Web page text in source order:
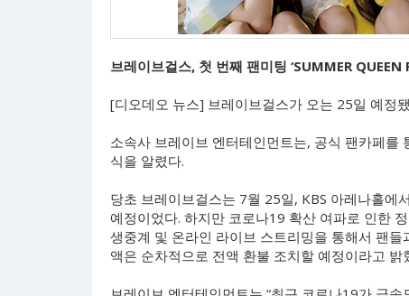
브레이브걸스, 첫 번째 팬미팅 ‘SUMMER QUEEN
[디오데오 뉴스] 브레이브걸스가 오는 25일 예정
소속사 브레이브 엔터테인먼트는, 공식 팬카페를
식을 알렸다.
당초 브레이브걸스는 7월 25일, KBS 아레나홀에
예정이었다. 하지만 코로나19 확산 여파로 인한
생중계 및 온라인 라이브 스트리밍을 통해서 팬
액은 순차적으로 전액 환불 조치할 예정이라고 밝